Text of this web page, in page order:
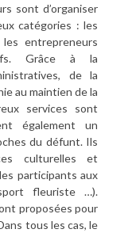
sont d’organiser
catégories : les
entrepreneurs
Grâce à la
de la
au maintien de la
services sont
également un
du défunt. Ils
culturelles et
participants aux
fleuriste …).
proposées pour
tous les cas, le